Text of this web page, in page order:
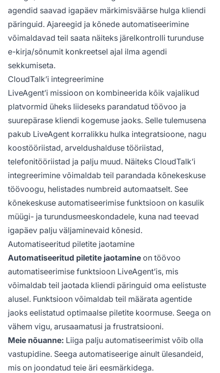
agendid saavad igapäev märkimisväärse hulga kliendi
päringuid. Ajareegid ja kõnede automatiseerimine
võimaldavad teil saata näiteks järelkontrolli turunduse
e-kirja/sõnumit konkreetsel ajal ilma agendi
sekkumiseta.
CloudTalk’i integreerimine
LiveAgent’i missioon on kombineerida kõik vajalikud
platvormid üheks liideseks parandatud töövoo ja
suurepärase kliendi kogemuse jaoks. Selle tulemusena
pakub LiveAgent korralikku hulka integratsioone, nagu
koostööriistad, arveldushalduse tööriistad,
telefonitööriistad ja palju muud. Näiteks CloudTalk’i
integreerimine võimaldab teil parandada kõnekeskuse
töövoogu, helistades numbreid automaatselt. See
kõnekeskuse automatiseerimise funktsioon on kasulik
müügi- ja turundusmeeskondadele, kuna nad teevad
igapäev palju väljaminevaid kõnesid.
Automatiseeritud piletite jaotamine
Automatiseeritud piletite jaotamine on töövoo
automatiseerimise funktsioon LiveAgent’is, mis
võimaldab teil jaotada kliendi päringuid oma eelistuste
alusel. Funktsioon võimaldab teil määrata agentide
jaoks eelistatud optimaalse piletite koormuse. Seega on
vähem vigu, arusaamatusi ja frustratsiooni.
Meie nõuanne: Liiga palju automatiseerimist võib olla
vastupidine. Seega automatiseerige ainult ülesandeid,
mis on joondatud teie äri eesmärkidega.